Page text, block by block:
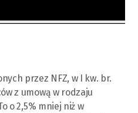
przez NFZ, w I kw. br.
z umową w rodzaju
o 2,5% mniej niż w